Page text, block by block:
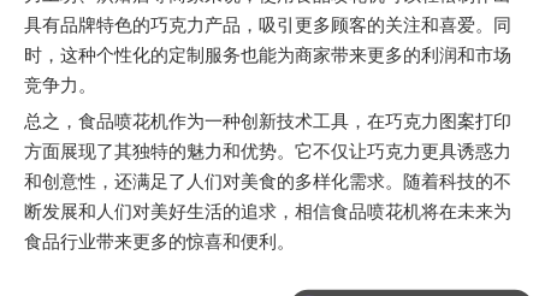
具有品牌特色的巧克力产品，吸引更多顾客的关注和喜爱。同
时，这种个性化的定制服务也能为商家带来更多的利润和市场
竞争力。
总之，食品喷花机作为一种创新技术工具，在巧克力图案打印
方面展现了其独特的魅力和优势。它不仅让巧克力更具诱惑力
和创意性，还满足了人们对美食的多样化需求。随着科技的不
断发展和人们对美好生活的追求，相信食品喷花机将在未来为
食品行业带来更多的惊喜和便利。